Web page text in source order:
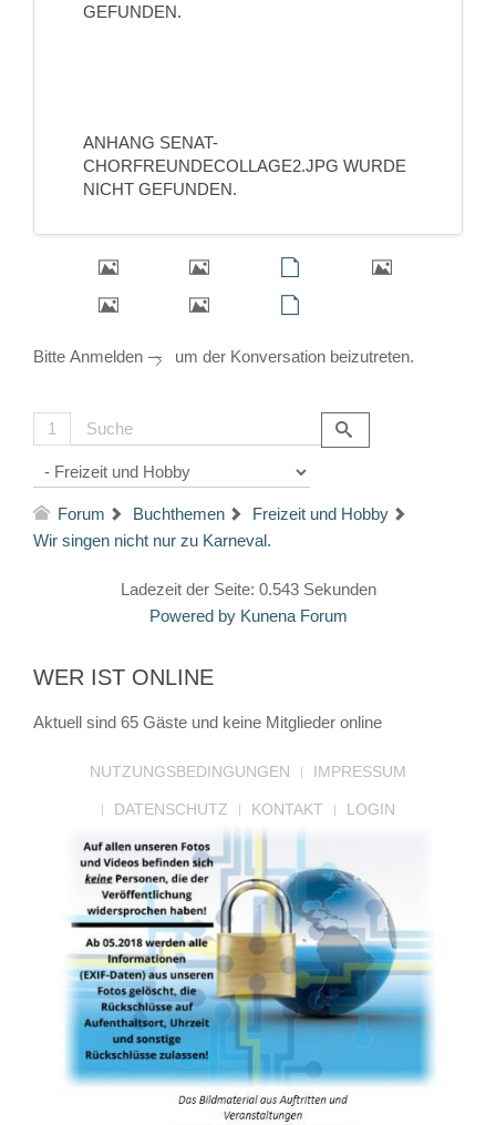
GEFUNDEN.
ANHANG SENAT-
CHORFREUNDECOLLAGE2.JPG WURDE
NICHT GEFUNDEN.
Bitte Anmelden um der Konversation beizutreten.
1
Forum Buchthemen
Freizeit und Hobby
Wir singen nicht nur zu Karneval.
Ladezeit der Seite: 0.543 Sekunden
Powered by Kunena Forum
WER IST ONLINE
Aktuell sind 65 Gäste und keine Mitglieder online
NUTZUNGSBEDINGUNGEN IMPRESSUM
DATENSCHUTZ KONTAKT LOGIN